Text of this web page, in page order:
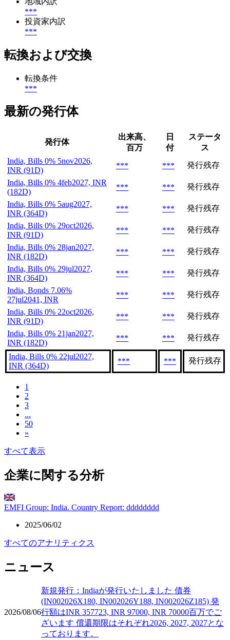
***
投資家内訳
***
転換および交換
転換条件
***
最新の発行体
発行体
出来高、
百万
日
付
ステータ
ス
India, Bills 0% 5nov2026,
INR (91D)
*** ***
発行残存
India, Bills 0% 4feb2027, INR
(182D)
*** ***
発行残存
India, Bills 0% 5aug2027,
INR (364D)
*** ***
発行残存
India, Bills 0% 29oct2026,
INR (91D)
*** ***
発行残存
India, Bills 0% 28jan2027,
INR (182D)
*** ***
発行残存
India, Bills 0% 29jul2027,
INR (364D)
*** ***
発行残存
India, Bonds 7.06%
27jul2041, INR
*** ***
発行残存
India, Bills 0% 22oct2026,
INR (91D)
*** ***
発行残存
India, Bills 0% 21jan2027,
INR (182D)
*** *** 発行残存
India, Bills 0% 22jul2027,
INR (364D)
*** *** 発行残存
1
2
3
...
50
»
すべて表示
企業に関する分析
EMFI Group: India. Country Report: dddddddd
2025/06/02
すべてのアナリティクス
ニュース
2026/08/06
新規発行：Indiaが発行いたしました 債券
(IN002026X180, IN002026Y188, IN002026Z185) 発
行額はINR 357723, INR 97000, INR 70000百万でご
ざいます 償還期限はそれぞれ2026, 2027, 2027とな
っております。